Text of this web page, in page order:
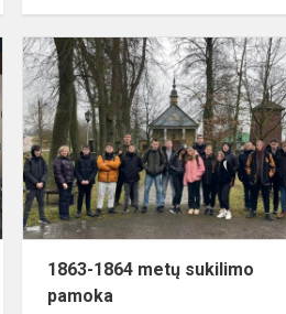
Viskas
apie
pinigus
1863-1864 metų sukilimo
pamoka